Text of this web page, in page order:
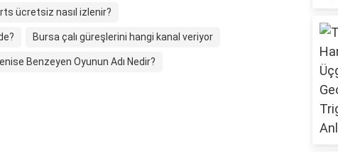
ücretsiz nasıl izlenir?
Bursa çalı güreşlerini hangi kanal veriyor
Benzeyen Oyunun Adı Nedir?